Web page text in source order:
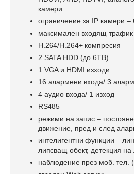
камери
ограничение за IP камери
максимален входящ
H.264/H.264+ компресия
2 SATA HDD (до 6TB)
1 VGA и HDMI изходи
16 алармени входа/ 3
4 аудио входa/ 1 изход
RS485
режими на запис –
движение, пред и след
интелигентни функции –
липсващ обект, детекция на
наблюдение през моб. тел.